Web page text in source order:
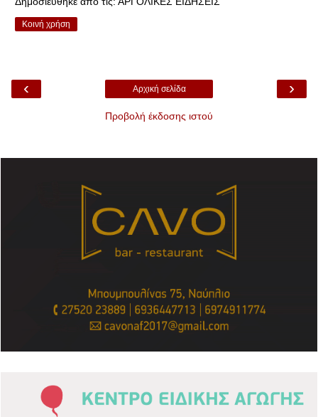
Κοινή χρήση
‹ ›
Αρχική σελίδα
Προβολή έκδοσης ιστού